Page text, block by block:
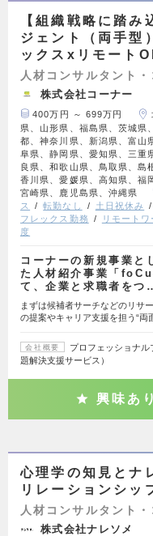
【組織戦略に踏み
ジェント（両手型
ックスxリモート
人材コンサルタント
株式会社コーナー
400万円 ～ 699万円
県、山形県、福島県、茨城県
都、神奈川県、新潟県、富山
阜県、静岡県、愛知県、三重
良県、和歌山県、鳥取県、島
香川県、愛媛県、高知県、福
宮崎県、鹿児島県、沖縄県
ス
転勤なし 土日祝休み
フレックス勤務
リモート
度
コーナーの新規事業と
た人材紹介事業「
て、企業と求職者をつ
まずは候補者サーチなどのリサ
の提案やキャリア支援を担う“
会社概要
プロフェッショナ
題解決支援サービス）
興味あり
心理学の知見とナ
リレーションシッ
人材コンサルタント
株式会社ナレソメ